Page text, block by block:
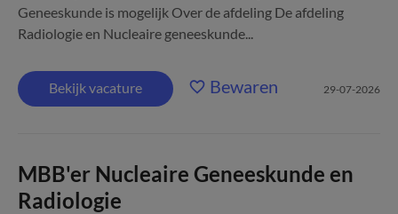
Geneeskunde is mogelijk Over de afdeling De afdeling
Radiologie en Nucleaire geneeskunde...
Bekijk vacature Bewaren 29-07-2026
MBB'er Nucleaire Geneeskunde en
Radiologie